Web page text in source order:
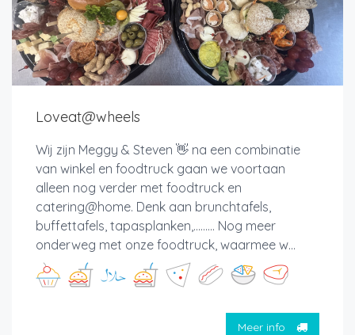
Loveat@wheels
Wij zijn Meggy & Steven 👋 na een combinatie
van winkel en foodtruck gaan we voortaan
alleen nog verder met foodtruck en
catering@home. Denk aan brunchtafels,
buffettafels, tapasplanken,......... Nog meer
onderweg met onze foodtruck, waarmee w...
Meer info